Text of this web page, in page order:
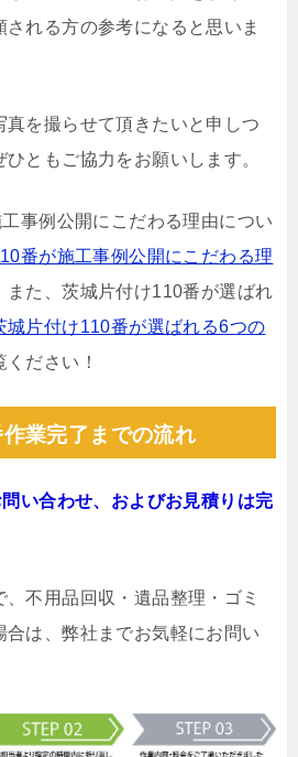
れる方の参考になると思いま
を撮らせて頂きたいと申しつ
ともご協力をお願いします。
事例公開にこだわる理由につい
番が施工事例公開にこだわる理
また、茨城片付け110番が選ばれ
城片付け110番が選ばれる6つの
ください！
業完了までの流れ
問い合わせ、およびお見積りは完
不用品回収・遺品整理・ゴミ
合は、弊社までお気軽にお問い